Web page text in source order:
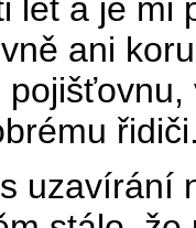
let a je mi
ani
uzavírání